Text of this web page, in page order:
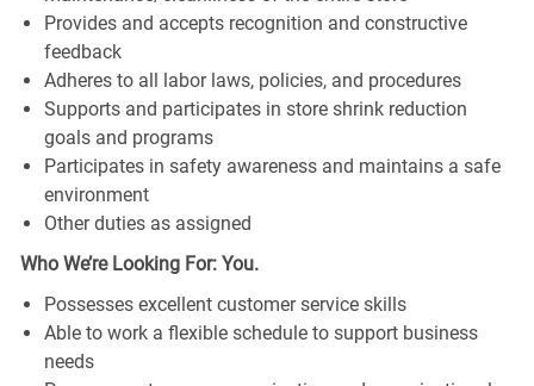
Provides and accepts recognition and constructive
feedback
Adheres to all labor laws, policies, and procedures
Supports and participates in store shrink reduction
goals and programs
Participates in safety awareness and maintains a safe
environment
Other duties as assigned
Who We’re Looking For: You.
Possesses excellent customer service skills
Able to work a flexible schedule to support business
needs